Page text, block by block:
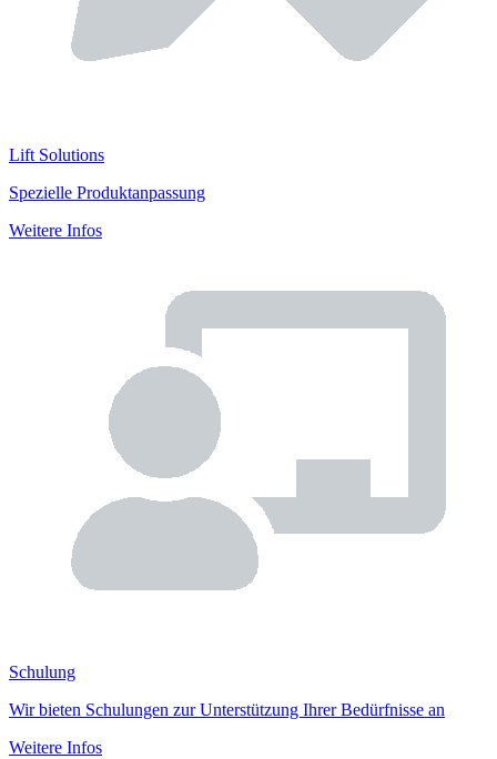
Lift Solutions
Spezielle Produktanpassung
Weitere Infos
Schulung
Wir bieten Schulungen zur Unterstützung Ihrer Bedürfnisse an
Weitere Infos